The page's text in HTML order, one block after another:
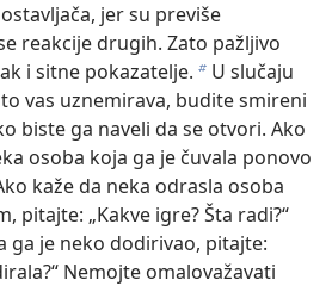
jer su previše
reakcije drugih. Zato pažljivo
i sitne pokazatelje. b U slučaju
vas uznemirava, budite smireni
biste ga naveli da se otvori. Ako
osoba koja ga je čuvala ponovo
kaže da neka odrasla osoba
pitajte: „Kakve igre? Šta radi?“
ga je neko dodirivao, pitajte:
Nemojte omalovažavati